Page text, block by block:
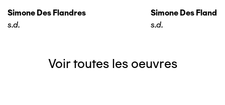
Simone Des Flandres
s.d.
Simone Des
s.d.
Voir toutes les oeuvres